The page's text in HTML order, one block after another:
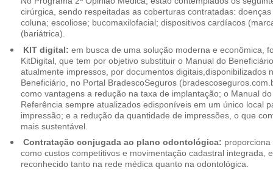
cirúrgica, sendo respeitadas as coberturas contratadas:
coluna; escoliose; bucomaxilofacial; dispositivos cardíacos
(bariátrica).
KIT digital: em busca de uma solução moderna e econômica,
KitDigital, que tem por objetivo substituir o Manual do
atualmente impressos, por documentos digitais,disponibilizados
Beneficiário, no Portal BradescoSeguros
como vantagens a redução na taxa de implantação; o Manual
Referência sempre atualizados edisponíveis em um único local
impressão; e a redução da quantidade de impressões, o que
mais sustentável.
Contratação conjugada ao plano odontológica:
como custos competitivos e movimentação cadastral integrada,
reconhecido tanto na rede médica quanto na odontológica.